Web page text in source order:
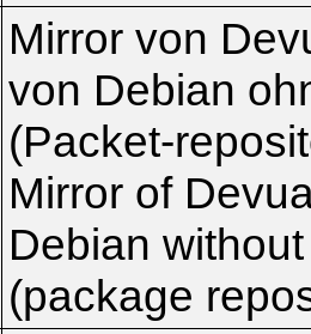
Mirror von
von Debian
(Packet-
Mirror of
Debian
(package